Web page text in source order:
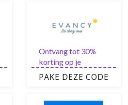
Ontvang tot 30%
korting op je
boeking bij Evancy
PAKE DEZE CODE